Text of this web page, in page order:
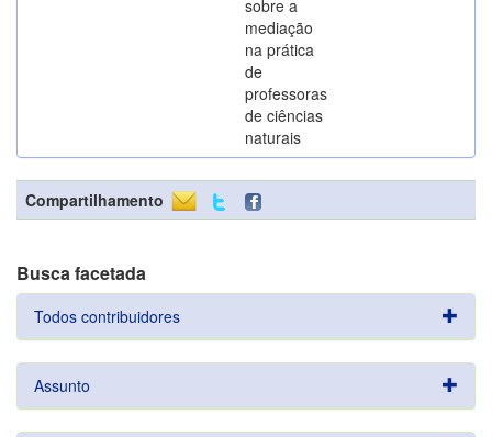
sobre a
mediação
na prática
de
professoras
de ciências
naturais
Compartilhamento
Busca facetada
Todos contribuidores
Assunto